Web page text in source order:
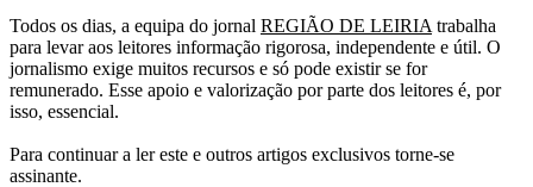
Todos os dias, a equipa do jornal REGIÃO DE LEIRIA trabalha
para levar aos leitores informação rigorosa, independente e útil. O
jornalismo exige muitos recursos e só pode existir se for
remunerado. Esse apoio e valorização por parte dos leitores é, por
isso, essencial.
Para continuar a ler este e outros artigos exclusivos torne-se
assinante.